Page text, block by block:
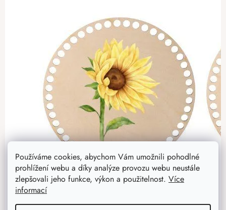
Používáme cookies, abychom Vám umožnili pohodlné
prohlížení webu a díky analýze provozu webu neustále
zlepšovali jeho funkce, výkon a použitelnost. Více
informací